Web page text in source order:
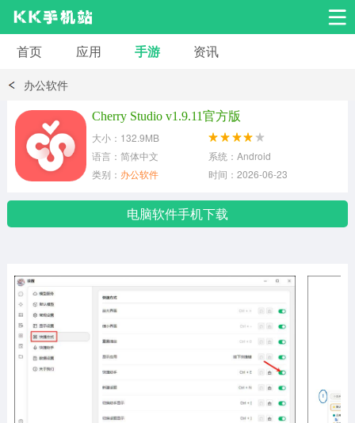
安卓应用
小说漫画
金融理财
安卓其它
首页 应用 手游 资讯
办公软件
Cherry Studio v1.9.11官方版
大小：132.9MB
语言：简体中文
系统：Android
类别： 办公软件 时间：2026-06-23
电脑软件手机下载